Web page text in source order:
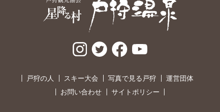
戸狩の人 スキー大会 写真で見る戸狩
運営団体
お問い合わせ
サイトポリシー